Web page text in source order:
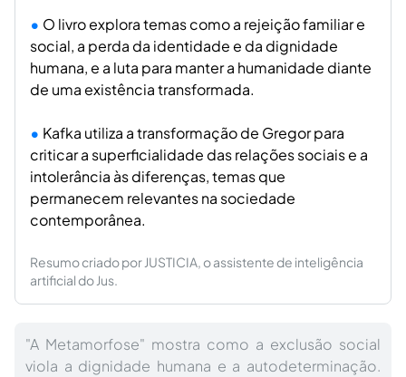
O livro explora temas como a rejeição familiar e
social, a perda da identidade e da dignidade
humana, e a luta para manter a humanidade diante
de uma existência transformada.
Kafka utiliza a transformação de Gregor para
criticar a superficialidade das relações sociais e a
intolerância às diferenças, temas que
permanecem relevantes na sociedade
contemporânea.
Resumo criado por JUSTICIA, o assistente de inteligência
artificial do Jus.
"A Metamorfose" mostra como a exclusão social
viola a dignidade humana e a autodeterminação.